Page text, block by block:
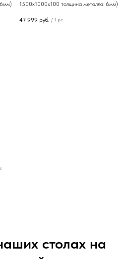
1500х1000х100 толщина металла: 6мм)
47 999 руб. / 1 pc
столах на